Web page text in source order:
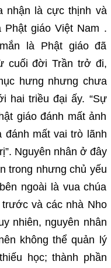
nhận là cực thịnh và
giáo Việt Nam .
là Phật giáo đã
cuối đời Trần trở đi,
hưng nhưng chưa
hai triều đại ấy. “Sự
giáo đánh mất ảnh
đánh mất vai trò lãnh
Nguyên nhân ở đây
trong nhưng chủ yếu
ngoài là vua chúa
và các nhà Nho
nhiên, nguyên nhân
không thể quản lý
học; thành phần